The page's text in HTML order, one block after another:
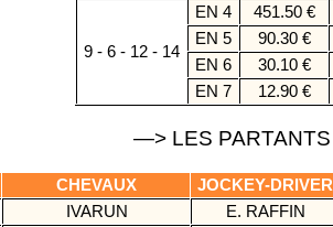
9 - 6 - 12 - 14
EN 4 451.50 €
EN 5
90.30 €
EN 6
30.10 €
EN 7
12.90 €
—> LES PARTANTS
CHEVAUX JOCKEY-DRIVER
IVARUN
E. RAFFIN